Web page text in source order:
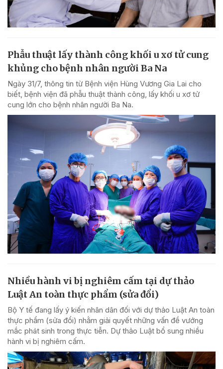
Phẫu thuật lấy thành công khối u xơ tử cung
khủng cho bệnh nhân người Ba Na
Ngày 31/7, thông tin từ Bệnh viện Hùng Vương Gia Lai cho
biết, bệnh viện đã phẫu thuật thành công, lấy khối u xơ tử
cung lớn cho bệnh nhân người Ba Na.
Nhiều hành vi bị nghiêm cấm tại dự thảo
Luật An toàn thực phẩm (sửa đổi)
Bộ Y tế đang lấy ý kiến nhân dân đối với dự thảo Luật An toàn
thực phẩm (sửa đổi) nhằm giải quyết những vấn đề vướng
mắc phát sinh trong thực tiễn. Dự thảo Luật bổ sung nhiều
hành vi bị nghiêm cấm.